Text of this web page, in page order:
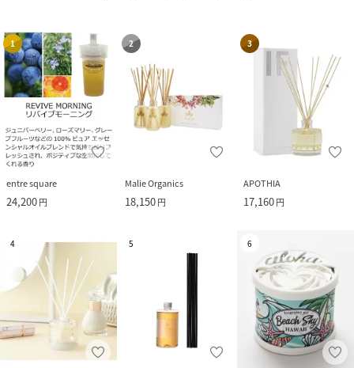
1
entre square
24,200円
2
Malie Organics
18,150円
3
APOTHIA
17,160円
4 5 6